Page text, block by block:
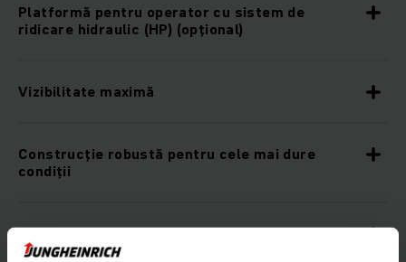
Platformă pentru operator cu sistem de
ridicare hidraulic (HP) (opţional)
Vizibilitate maximă
Construcţie robustă pentru cele mai dure
condiţii
Instrument central de afişare şi reglare pentru
o amplă vedere de ansamblu